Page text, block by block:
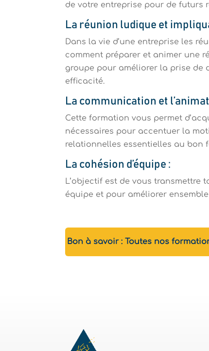
de votre entreprise pour de futurs
La réunion ludique et
Dans la vie d’une entreprise les
comment préparer et animer une
groupe pour améliorer la prise de
efficacité.
La communication et
Cette formation vous permet
nécessaires pour accentuer la
relationnelles essentielles au bon
La cohésion d’équipe :
L’objectif est de vous
équipe et pour améliorer
Bon à savoir : Toutes nos